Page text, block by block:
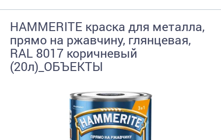
HAMMERITE краска для металла,
прямо на ржавчину, глянцевая,
RAL 8017 коричневый
(20л)_ОБЪЕКТЫ